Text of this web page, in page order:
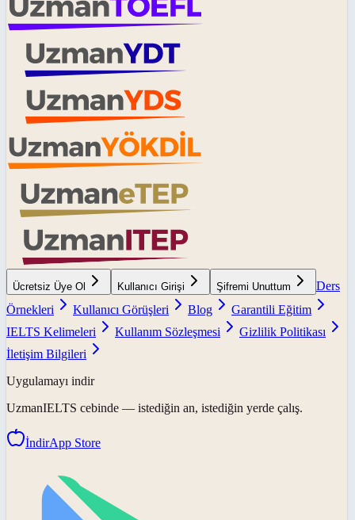
Ücretsiz Üye Ol Kullanıcı Girişi Şifremi Unuttum
Ders
Örnekleri
Kullanıcı Görüşleri Blog
Garantili Eğitim
IELTS Kelimeleri
Kullanım Sözleşmesi
Gizlilik Politikası
İletişim Bilgileri
Uygulamayı indir
UzmanIELTS cebinde — istediğin an, istediğin yerde çalış.
İndirApp Store